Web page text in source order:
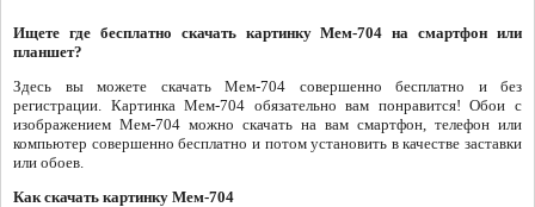
Ищете где бесплатно скачать картинку Мем-704 на смартфон или
планшет?
Здесь вы можете скачать Мем-704 совершенно бесплатно и без
регистрации. Картинка Мем-704 обязательно вам понравится! Обои с
изображением Мем-704 можно скачать на вам смартфон, телефон или
компьютер совершенно бесплатно и потом установить в качестве заставки
или обоев.
Как скачать картинку Мем-704